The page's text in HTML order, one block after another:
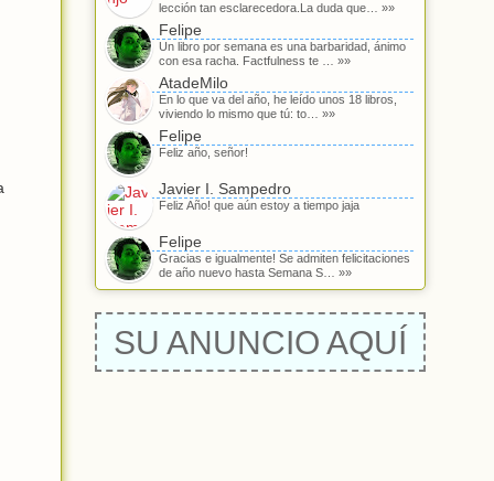
lección tan esclarecedora.La duda que… »»
Felipe
Un libro por semana es una barbaridad, ánimo
con esa racha. Factfulness te … »»
AtadeMilo
En lo que va del año, he leído unos 18 libros,
viviendo lo mismo que tú: to… »»
Felipe
Feliz año, señor!
Javier I. Sampedro
Feliz Año! que aún estoy a tiempo jaja
Felipe
Gracias e igualmente! Se admiten felicitaciones
de año nuevo hasta Semana S… »»
SU ANUNCIO AQUÍ